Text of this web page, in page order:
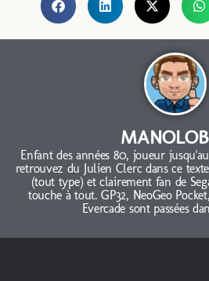
Enfant des années 80, joueur
retrouvez du Julien Clerc dans ce
(tout type) et clairement fan de
touche à tout. GP32, NeoGeo
Evercade sont passées